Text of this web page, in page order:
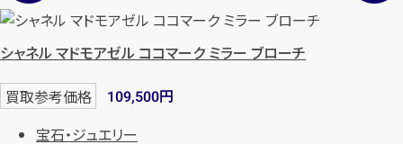
最短1分！今すぐ査定金額をお伝えいた
します
まずはお電話
シャネル マドモアゼル ココマーク ミラー ブローチ
買取参考価格 109,500円
宝石・ジュエリー